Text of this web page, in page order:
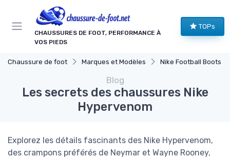
CHAUSSURES DE FOOT, PERFORMANCE À
VOS PIEDS
TOPs
Chaussure de foot Marques et Modèles Nike Football Boots
Blog
Les secrets des chaussures Nike
Hypervenom
Explorez les détails fascinants des Nike Hypervenom,
des crampons préférés de Neymar et Wayne Rooney,
Panneau de gestion des cookies